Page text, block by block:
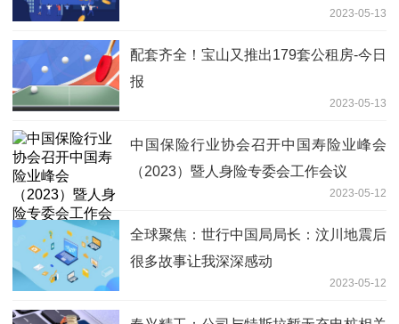
2023-05-13
配套齐全！宝山又推出179套公租房-今日
报
2023-05-13
中国保险行业协会召开中国寿险业峰会
（2023）暨人身险专委会工作会议
2023-05-12
全球聚焦：世行中国局局长：汶川地震后
很多故事让我深深感动
2023-05-12